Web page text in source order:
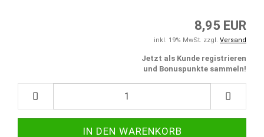
8,95 EUR
inkl. 19% MwSt. zzgl. Versand
Jetzt als Kunde registrieren
und Bonuspunkte sammeln!